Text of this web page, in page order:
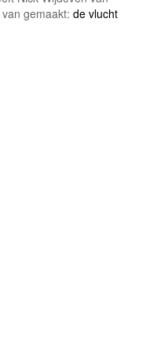
gemaakt: de vlucht